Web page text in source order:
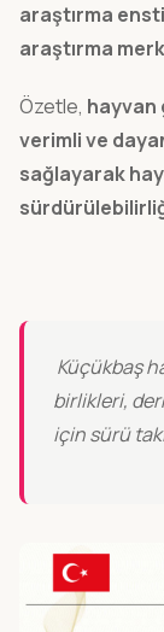
araştırma
araştırma
Özetle, hayvan
verimli ve
sağlayarak
Küçükbaş
birlikleri,
için sürü